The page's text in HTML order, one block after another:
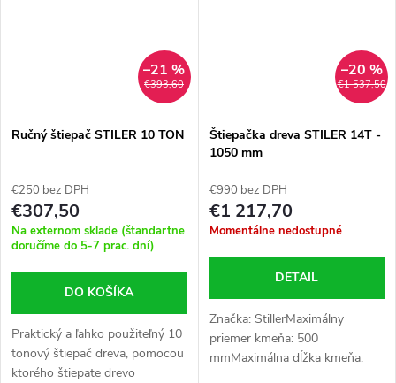
€393,60
–21 %
Ručný štiepač STILER 10 TON
€250 bez DPH
€307,50
Na externom sklade (štandartne
doručíme do 5-7 prac. dní)
DO KOŠÍKA
Praktický a ľahko použiteľný 10
tonový štiepač dreva, pomocou
ktorého štiepate drevo
€1 537,50
–20 %
Štiepačka dreva STILER 14T -
1050 mm
€990 bez DPH
€1 217,70
Momentálne nedostupné
DETAIL
Značka: StillerMaximálny
priemer kmeňa: 500
mmMaximálna dĺžka kmeňa: